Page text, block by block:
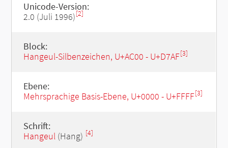
Unicode-Version:
2.0 (Juli 1996)[2]
Block:
Hangeul-Silbenzeichen, U+AC00 - U+D7AF[3]
Ebene:
Mehrsprachige Basis-Ebene, U+0000 - U+FFFF[3]
Schrift:
Hangeul(Hang) [4]